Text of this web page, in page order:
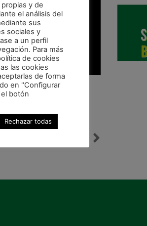
y de
el análisis del
sus
sociales y
a un perfil
Para más
de cookies
las cookies
de forma
en "Configurar
botón
Rechazar todas